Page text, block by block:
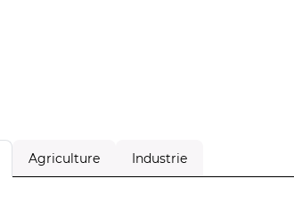
Agriculture Industrie